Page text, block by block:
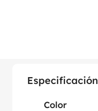
Especificación
Color